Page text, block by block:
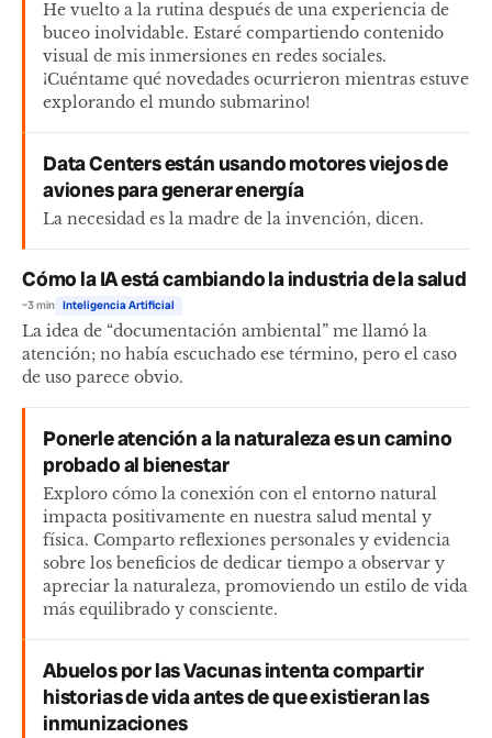
He vuelto a la rutina después de una experiencia de
buceo inolvidable. Estaré compartiendo contenido
visual de mis inmersiones en redes sociales.
¡Cuéntame qué novedades ocurrieron mientras estuve
explorando el mundo submarino!
Data Centers están usando motores viejos de
aviones para generar energía
La necesidad es la madre de la invención, dicen.
Cómo la IA está cambiando la industria de la salud
~3 min Inteligencia Artificial
La idea de “documentación ambiental” me llamó la
atención; no había escuchado ese término, pero el caso
de uso parece obvio.
Ponerle atención a la naturaleza es un camino
probado al bienestar
Exploro cómo la conexión con el entorno natural
impacta positivamente en nuestra salud mental y
física. Comparto reflexiones personales y evidencia
sobre los beneficios de dedicar tiempo a observar y
apreciar la naturaleza, promoviendo un estilo de vida
más equilibrado y consciente.
Abuelos por las Vacunas intenta compartir
historias de vida antes de que existieran las
inmunizaciones